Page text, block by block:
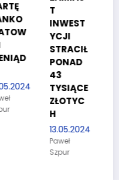
T
INWEST
YCJI
PONAD
TYSIĄCE
ZŁOTYC
H
NOŚCIO
WE DLA
KANDYD
ATÓW
DO
POLICJI
27.03.2024